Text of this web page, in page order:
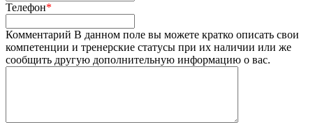
Телефон*
Комментарий В данном поле вы можете кратко описать свои
компетенции и тренерские статусы при их наличии или же
сообщить другую дополнительную информацию о вас.